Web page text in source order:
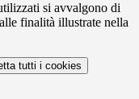
si avvalgono di
finalità illustrate nella
tutti i cookies